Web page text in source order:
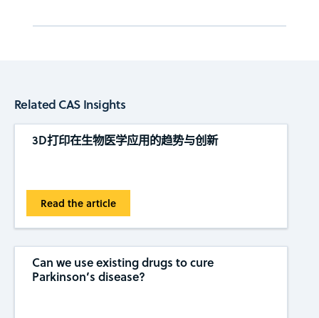
Related CAS Insights
3D打印在生物医学应用的趋势与创新
Read the article
Can we use existing drugs to cure
Parkinson’s disease?